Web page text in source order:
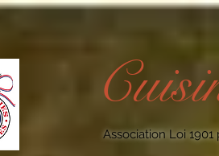
Association Loi